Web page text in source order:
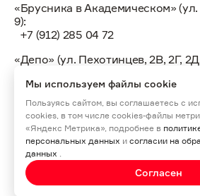
«Брусника в Академическом» (ул.
9):
+7 (912) 285 04 72
«Депо» (ул. Пехотинцев, 2В, 2Г,
создание сайта -idaproject
Сайт носит информационный
материалы не являются публичной
Мы используем файлы cookie
Пользуясь сайтом, вы соглашаетесь с
cookies, в том числе cookies-файлы
«Яндекс Метрика», подробнее в
персональных данных и согласии на
данных .
Согласен